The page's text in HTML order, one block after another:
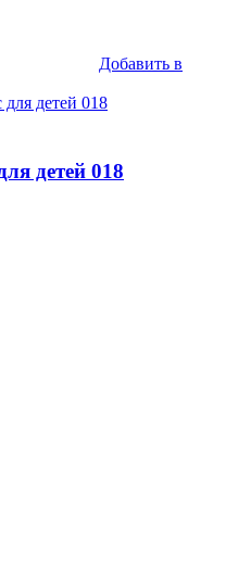
Добавить в
детей 018